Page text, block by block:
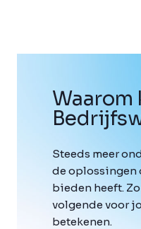
Waarom
Steeds meer
de oplossingen
bieden heeft.
volgende voor
betekenen.